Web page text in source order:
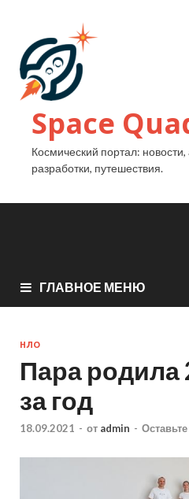
Space
Космический портал:
разработки, путешествия.
ГЛАВНОЕ МЕНЮ
НЛО
Пара родила
за год
18.09.2021 - от admin -